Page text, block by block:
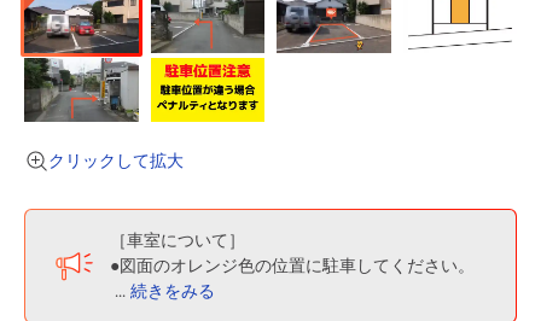
クリックして拡大
［車室について］
●図面のオレンジ色の位置に駐車してください。
... 続きをみる